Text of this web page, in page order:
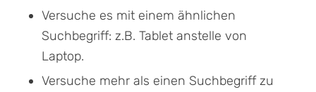
Versuche es mit einem ähnlichen
Suchbegriff: z.B. Tablet anstelle von
Laptop.
Versuche mehr als einen Suchbegriff zu